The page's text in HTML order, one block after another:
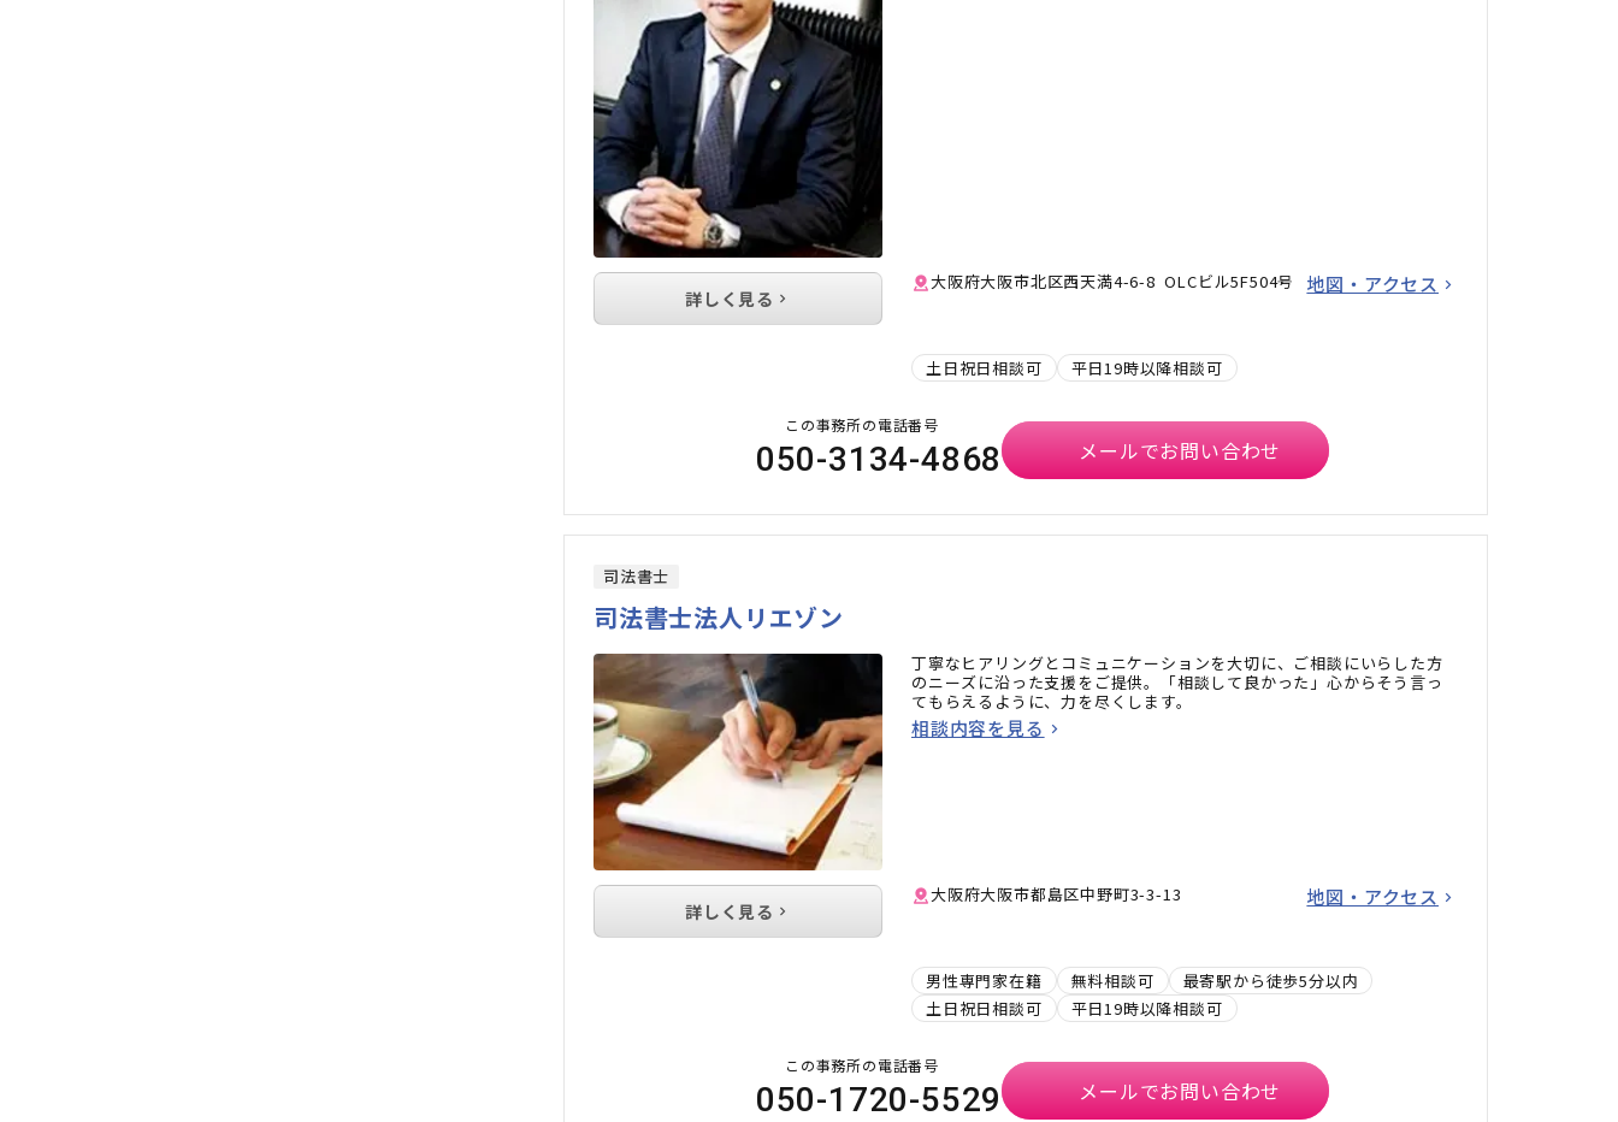
大阪府大阪市北区西天満4-6-8 OLCビル5F504号 地図・アクセス
土日祝日相談可 平日19時以降相談可
詳しく見る
この事務所の電話番号
050-3134-4868 メールでお問い合わせ
司法書士
司法書士法人リエゾン
丁寧なヒアリングとコミュニケーションを大切に、ご相談にいらした方
のニーズに沿った支援をご提供。「相談して良かった」心からそう言っ
てもらえるように、力を尽くします。
相談内容を見る
大阪府大阪市都島区中野町3-3-13 地図・アクセス
男性専門家在籍 無料相談可
最寄駅から徒歩5分以内
土日祝日相談可
平日19時以降相談可
詳しく見る
この事務所の電話番号
050-1720-5529 メールでお問い合わせ